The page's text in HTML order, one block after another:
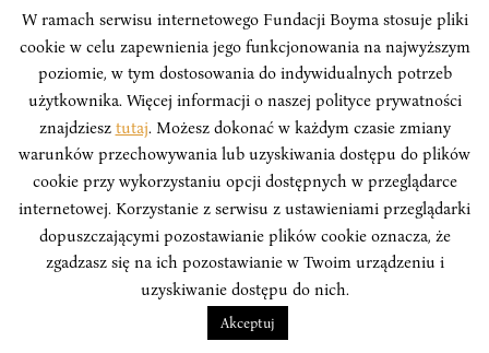
INSTYTUT BOYMA. WSZELKIE PRAWA ZASTRZEŻONE.Polityka
Prywatności Serwisu Polityka Prywatności Fundacji
W ramach serwisu internetowego Fundacji Boyma stosuje pliki
cookie w celu zapewnienia jego funkcjonowania na najwyższym
poziomie, w tym dostosowania do indywidualnych potrzeb
użytkownika. Więcej informacji o naszej polityce prywatności
znajdziesz tutaj. Możesz dokonać w każdym czasie zmiany
warunków przechowywania lub uzyskiwania dostępu do plików
cookie przy wykorzystaniu opcji dostępnych w przeglądarce
internetowej. Korzystanie z serwisu z ustawieniami przeglądarki
dopuszczającymi pozostawianie plików cookie oznacza, że
zgadzasz się na ich pozostawianie w Twoim urządzeniu i
uzyskiwanie dostępu do nich.
Akceptuj